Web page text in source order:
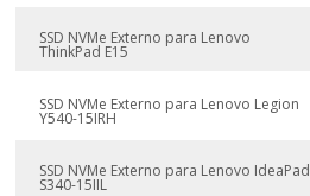
SSD NVMe Externo para Lenovo
ThinkPad E15
SSD NVMe Externo para Lenovo Legion
Y540-15IRH
SSD NVMe Externo para Lenovo IdeaPad
S340-15IIL